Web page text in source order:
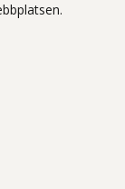
Li om inget